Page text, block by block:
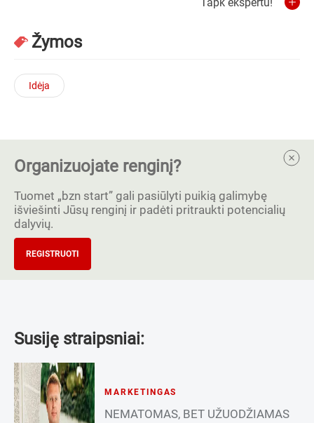
Žymos
Idėja
Organizuojate renginį?
Tuomet „bzn start” gali pasiūlyti puikią galimybę
išviešinti Jūsų renginį ir padėti pritraukti potencialių
dalyvių.
REGISTRUOTI
Susiję straipsniai:
MARKETINGAS
NEMATOMAS, BET UŽUODŽIAMAS